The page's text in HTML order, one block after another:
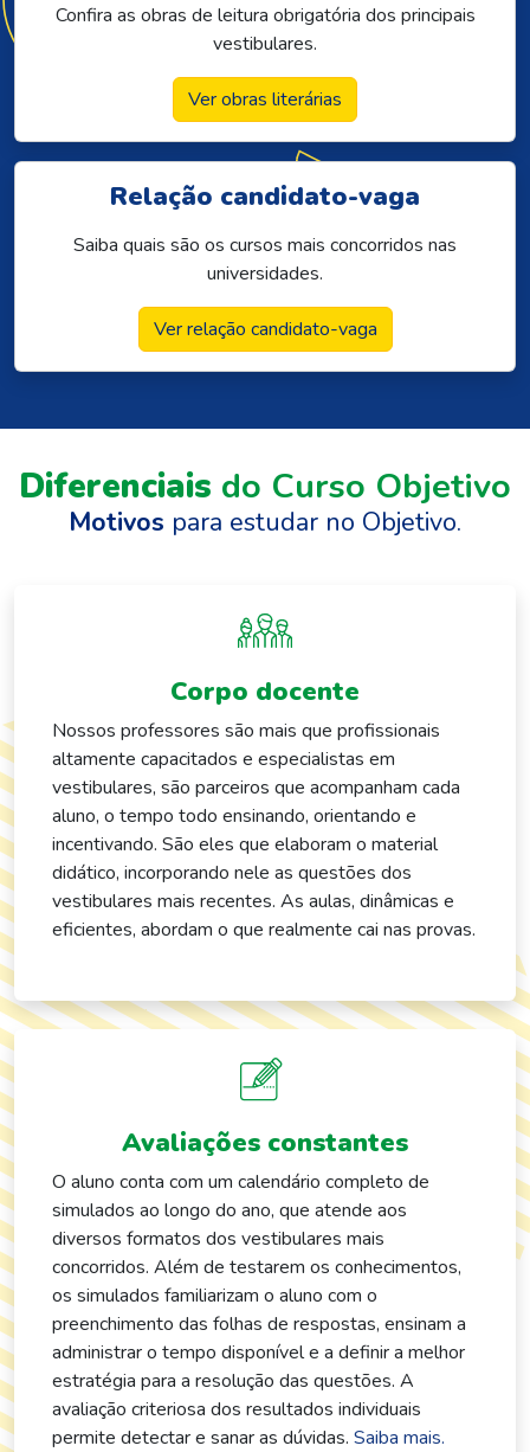
Confira as obras de leitura obrigatória dos principais
vestibulares.
Ver obras literárias
Relação candidato-vaga
Saiba quais são os cursos mais concorridos nas
universidades.
Ver relação candidato-vaga
Diferenciais do Curso Objetivo
Motivos para estudar no Objetivo.
Corpo docente
Nossos professores são mais que profissionais
altamente capacitados e especialistas em
vestibulares, são parceiros que acompanham cada
aluno, o tempo todo ensinando, orientando e
incentivando. São eles que elaboram o material
didático, incorporando nele as questões dos
vestibulares mais recentes. As aulas, dinâmicas e
eficientes, abordam o que realmente cai nas provas.
Avaliações constantes
O aluno conta com um calendário completo de
simulados ao longo do ano, que atende aos
diversos formatos dos vestibulares mais
concorridos. Além de testarem os conhecimentos,
os simulados familiarizam o aluno com o
preenchimento das folhas de respostas, ensinam a
administrar o tempo disponível e a definir a melhor
estratégia para a resolução das questões. A
avaliação criteriosa dos resultados individuais
permite detectar e sanar as dúvidas. Saiba mais.